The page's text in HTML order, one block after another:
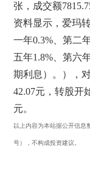
张，成交额
资料显示，爱玛
一年0.3%、第二
五年1.8%、第六
期利息）。），
42.07元，转股开
元。
以上内容为本站据公开信息
号），不构成投资建议。